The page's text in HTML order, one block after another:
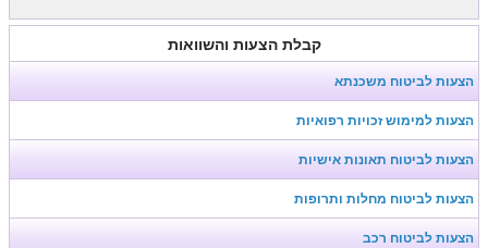
קבלת הצעות והשוואות
הצעות לביטוח משכנתא
הצעות למימוש זכויות רפואיות
הצעות לביטוח תאונות אישיות
הצעות לביטוח מחלות ותרופות
הצעות לביטוח רכב